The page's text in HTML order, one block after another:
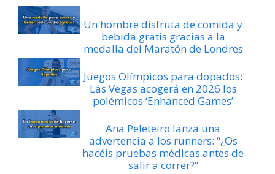
Un hombre disfruta de comida y
bebida gratis gracias a la
medalla del Maratón de Londres
Juegos Olímpicos para dopados:
Las Vegas acogerá en 2026 los
polémicos ‘Enhanced Games’
Ana Peleteiro lanza una
advertencia a los runners: “¿Os
hacéis pruebas médicas antes de
salir a correr?”